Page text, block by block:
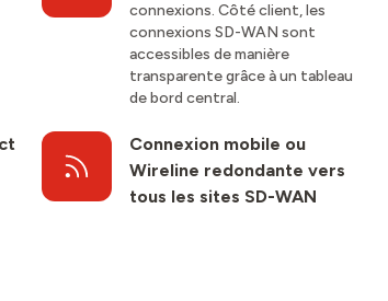
connexions. Côté client, les
connexions SD-WAN sont
accessibles de manière
transparente grâce à un tableau
de bord central.
Connexion mobile ou
Wireline redondante vers
tous les sites SD-WAN